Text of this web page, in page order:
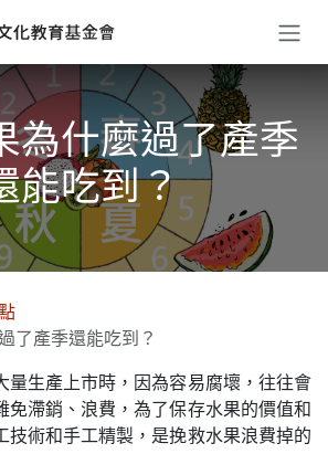
為什麼過了產季
能吃到？
了產季還能吃到？
量生產上市時，因為容易腐壞，往往會
免滯銷、浪費，為了保存水果的價值和
技術和手工精製，是挽救水果浪費掉的